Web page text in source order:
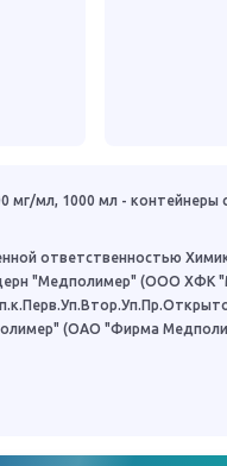
мг/мл, 1000 мл - контейнеры
ответственностью
"Медполимер" (ООО ХФК
(ОАО "Фирма